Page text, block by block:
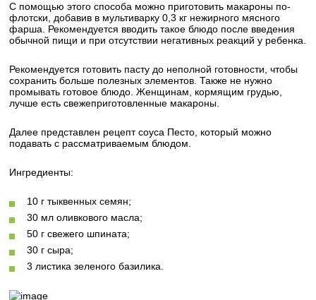
С помощью этого способа можно приготовить макароны по-
флотски, добавив в мультиварку 0,3 кг нежирного мясного
фарша. Рекомендуется вводить такое блюдо после введения
обычной пищи и при отсутствии негативных реакций у ребенка.
Рекомендуется готовить пасту до неполной готовности, чтобы
сохранить больше полезных элементов. Также не нужно
промывать готовое блюдо. Женщинам, кормящим грудью,
лучше есть свежеприготовленные макароны.
Далее представлен рецепт соуса Песто, который можно
подавать с рассматриваемым блюдом.
Ингредиенты:
10 г тыквенных семян;
30 мл оливкового масла;
50 г свежего шпината;
30 г сыра;
3 листика зеленого базилика.